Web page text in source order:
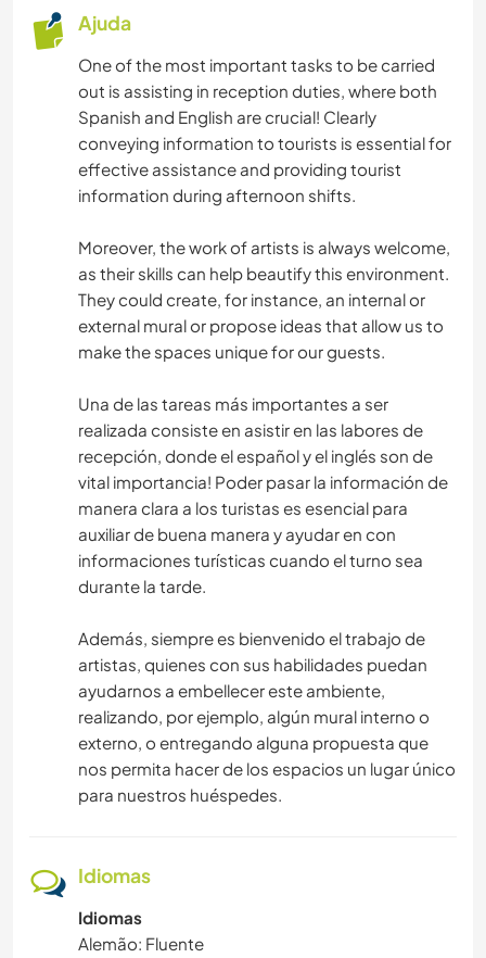
Ajuda
One of the most important tasks to be carried
out is assisting in reception duties, where both
Spanish and English are crucial! Clearly
conveying information to tourists is essential for
effective assistance and providing tourist
information during afternoon shifts.
Moreover, the work of artists is always welcome,
as their skills can help beautify this environment.
They could create, for instance, an internal or
external mural or propose ideas that allow us to
make the spaces unique for our guests.
Una de las tareas más importantes a ser
realizada consiste en asistir en las labores de
recepción, donde el español y el inglés son de
vital importancia! Poder pasar la información de
manera clara a los turistas es esencial para
auxiliar de buena manera y ayudar en con
informaciones turísticas cuando el turno sea
durante la tarde.
Además, siempre es bienvenido el trabajo de
artistas, quienes con sus habilidades puedan
ayudarnos a embellecer este ambiente,
realizando, por ejemplo, algún mural interno o
externo, o entregando alguna propuesta que
nos permita hacer de los espacios un lugar único
para nuestros huéspedes.
Idiomas
Idiomas
Alemão: Fluente